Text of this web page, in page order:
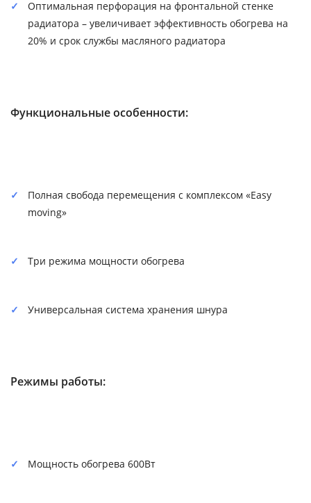
Оптимальная перфорация на фронтальной стенке
радиатора – увеличивает эффективность обогрева на
20% и срок службы масляного радиатора
Функциональные особенности:
Полная свобода перемещения с комплексом «Easy
moving»
Три режима мощности обогрева
Универсальная система хранения шнура
Режимы работы:
Мощность обогрева 600Вт